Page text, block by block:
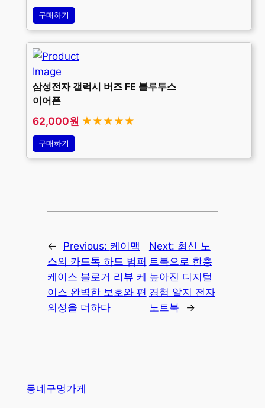
구매하기
삼성전자 갤럭시 버즈 FE 블루투스
이어폰
62,000원 ★★★★★
구매하기
← Previous: 케이맥
스의 카드톡 하드 범퍼
케이스 블로거 리뷰 케
이스 완벽한 보호와 편
의성을 더하다
Next: 최신 노
트북으로 한층
높아진 디지털
경험 알지 전자
노트북
→
동네구멍가게